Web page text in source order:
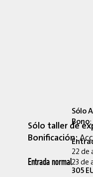
Sólo taller de
Bonificación:
Entrada normal
Sólo
Bono:
22 de
23 de
305